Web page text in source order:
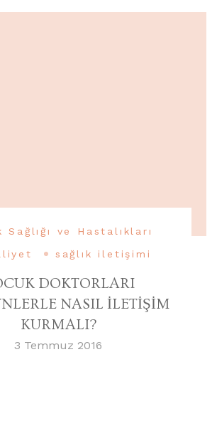
Sağlığı ve Hastalıkları
sağlık iletişimi
DOKTORLARI
NASIL İLETİŞİM
KURMALI?
3 Temmuz 2016